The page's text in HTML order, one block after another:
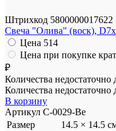
Штрихкод 5800000017622
Свеча "Олива" (воск),
Цена 514
Цена при покупке
₽
Количества
Количества
В корзину
Артикул C-0029-Be
Размер
14.5 × 14.5